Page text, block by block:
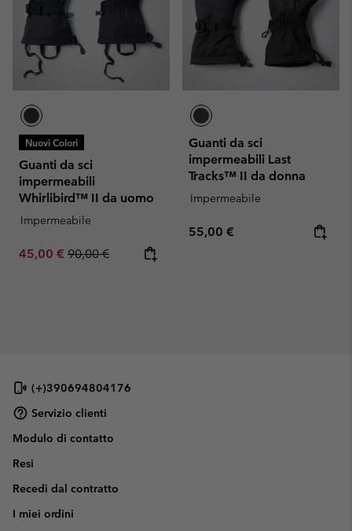
Nuovi Colori
Guanti da sci
impermeabili
Whirlibird™ II da uomo
Impermeabile
Sale price:
45,00 € Regular price:
90,00 €
Guanti da sci
impermeabili Last
Tracks™ II da donna
Impermeabile
Regular price:
55,00 €
(+)390694804176
Servizio clienti
Modulo di contatto
Resi
Recedi dal contratto
I miei ordini